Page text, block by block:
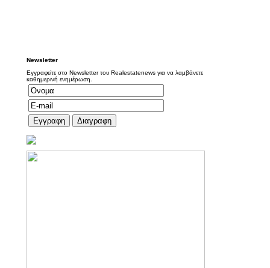
Newsletter
Εγγραφείτε στο Newsletter του Realestatenews για να λαμβάνετε
καθημερινή ενημέρωση.